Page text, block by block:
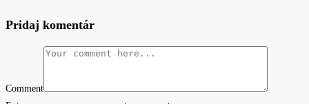
Pridaj komentár
Comment